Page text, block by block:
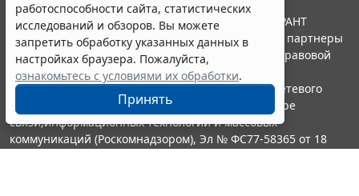
работоспособности сайта, статистических
исследований и обзоров. Вы можете
запретить обработку указанных данных в
настройках браузера. Пожалуйста,
ознакомьтесь с условиями их обработки.
Принять
© ООО "НПП "ГАРАНТ-СЕРВИС", 2026. Система ГАРАНТ
выпускается с 1990 года. Компания "Гарант" и ее партнеры
являются участниками Российской ассоциации правовой
информации ГАРАНТ.
Портал ГАРАНТ.РУ зарегистрирован в качестве сетевого
издания Федеральной службой по надзору в сфере
связи,информационных технологий и массовых
коммуникаций (Роскомнадзором), Эл № ФС77-58365 от 18